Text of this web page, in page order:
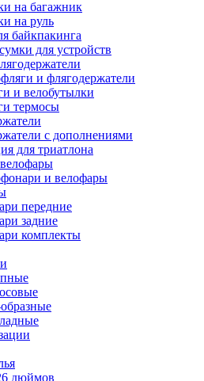
на багажник
на руль
байкпакинга
для устройств
и флягодержатели
и велобутылки
термосы
с дополнениями
для триатлона
и велофары
передние
задние
комплекты
дюймов